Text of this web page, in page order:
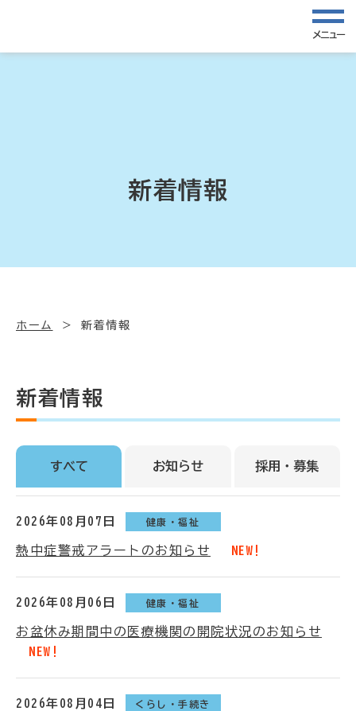
メニュー
新着情報
ホーム 新着情報
新着情報
すべて お知らせ 採用・募集
2026年08月07日 健康・福祉
熱中症警戒アラートのお知らせ NEW!
2026年08月06日 健康・福祉
お盆休み期間中の医療機関の開院状況のお知らせ
NEW!
2026年08月04日 くらし・手続き